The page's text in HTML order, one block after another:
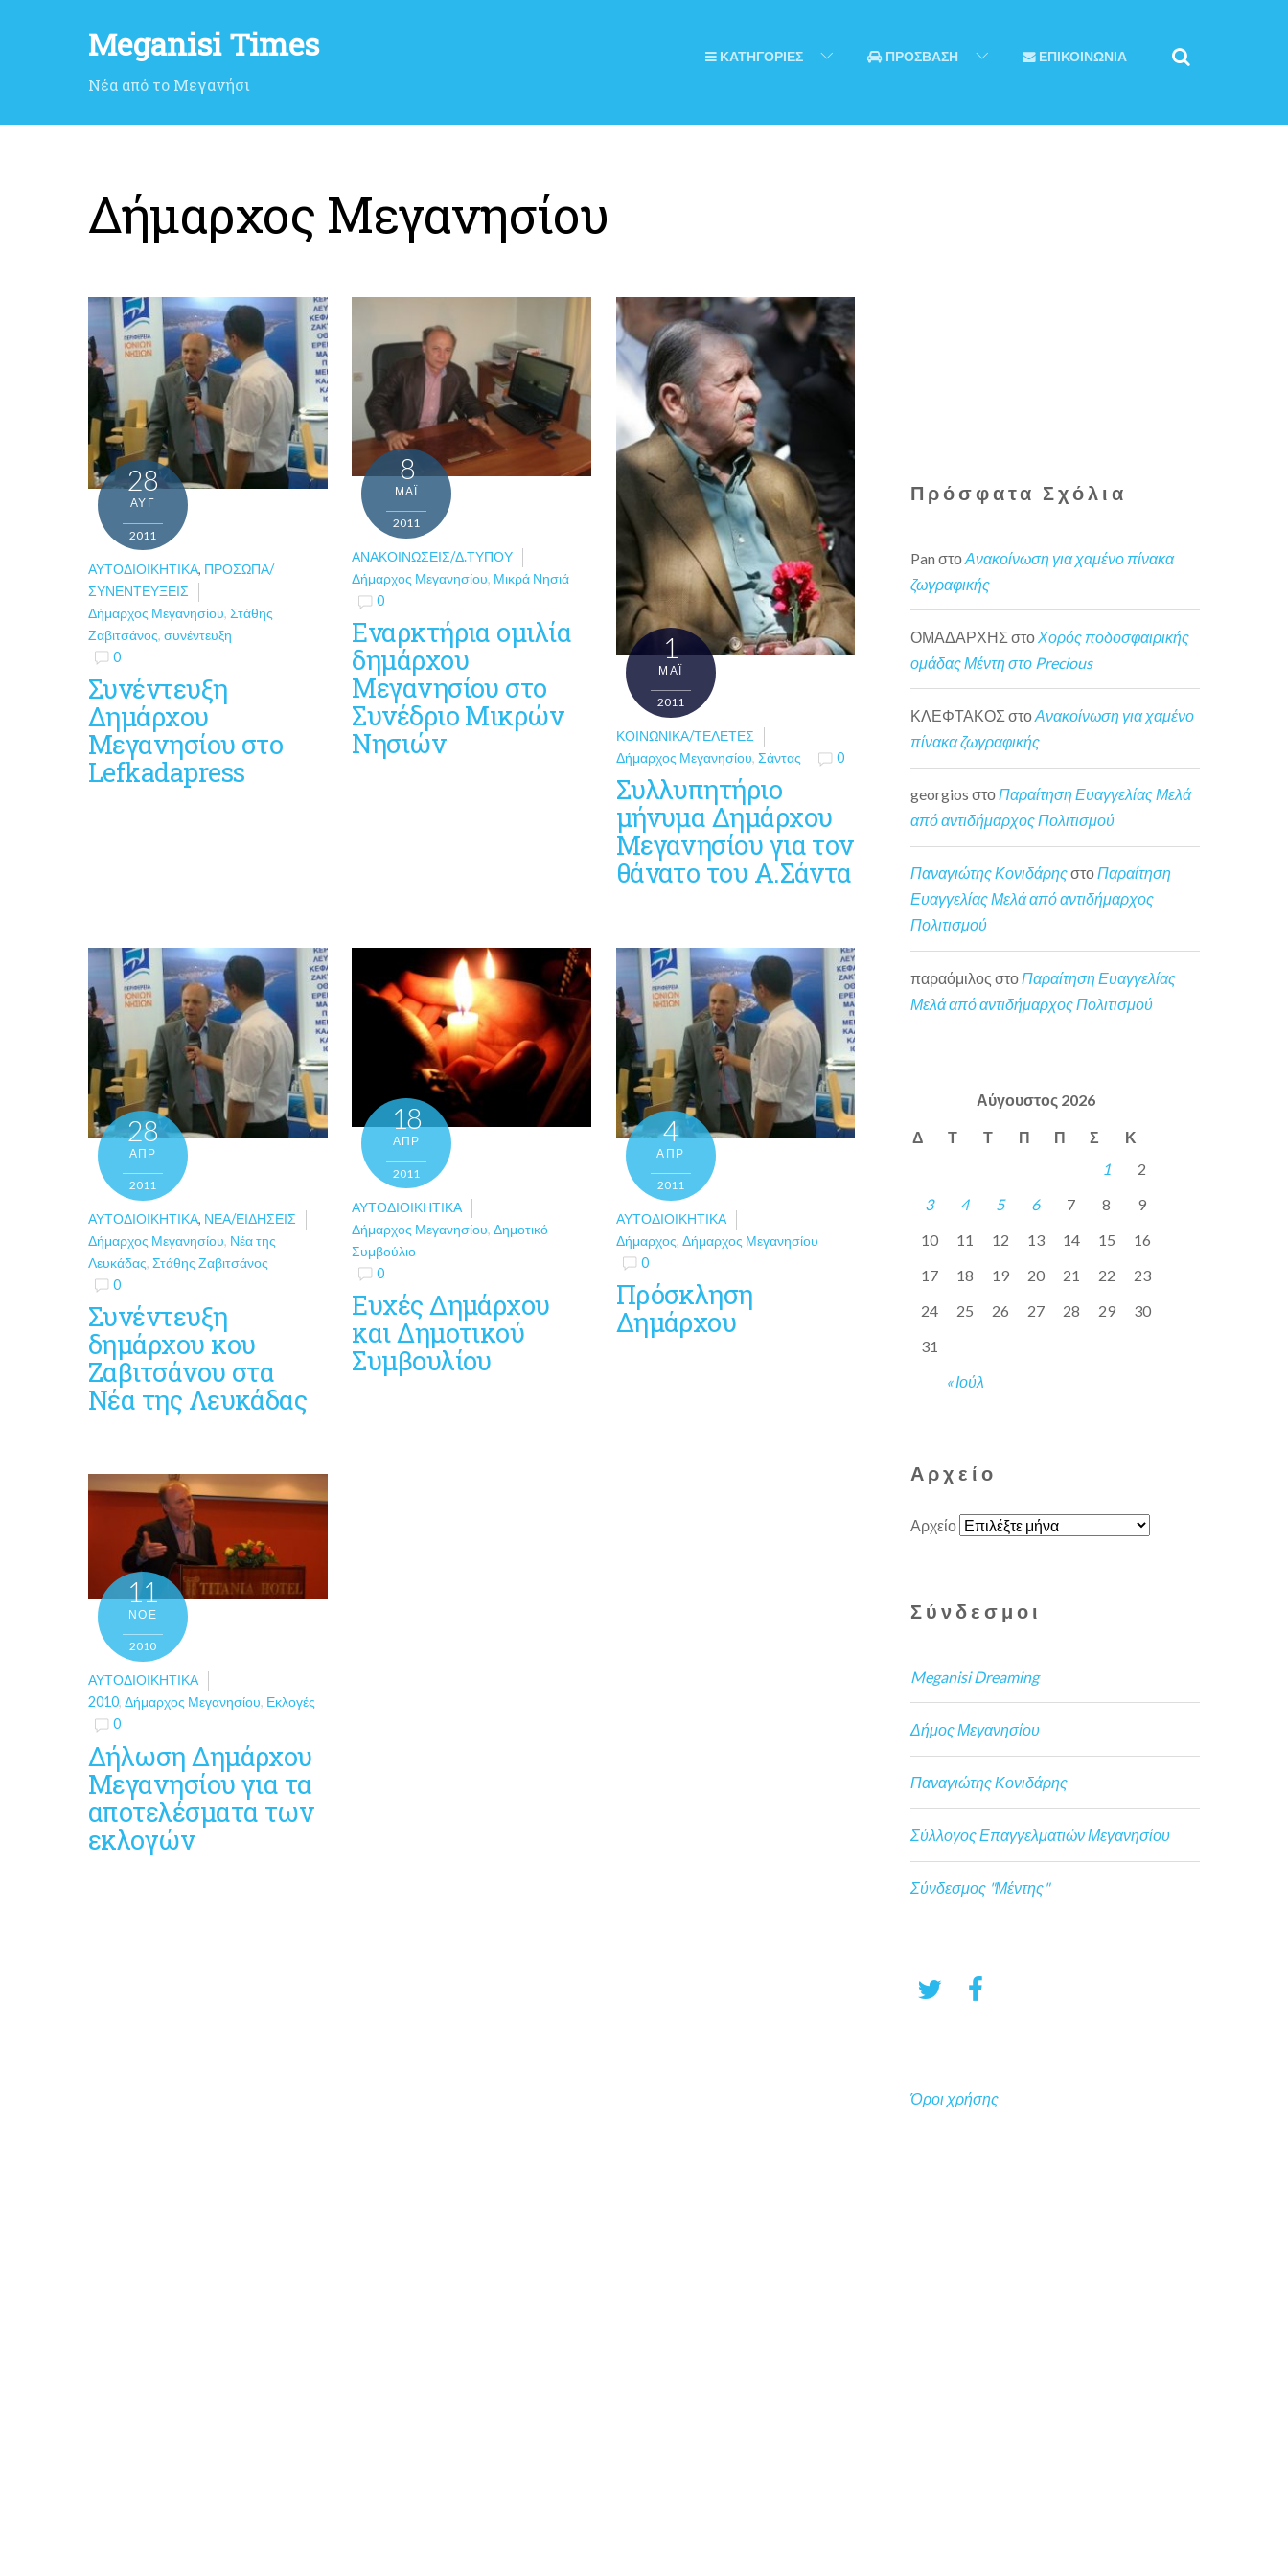
Meganisi Times
Νέα από το Μεγανήσι
ΚΑΤΗΓΟΡΙΕΣ ΠΡΟΣΒΑΣΗ ΕΠΙΚΟΙΝΩΝΙΑ
Δήμαρχος Μεγανησίου
28
ΑΥΓ
2011
ΑΥΤΟΔΙΟΙΚΗΤΙΚΆ, ΠΡΌΣΩΠΑ/
ΣΥΝΕΝΤΕΎΞΕΙΣ
Δήμαρχος Μεγανησίου, Στάθης
Ζαβιτσάνος, συνέντευξη
0
Συνέντευξη
Δημάρχου
Μεγανησίου στο
Lefkadapress
8
ΜΑΪ́
2011
ΑΝΑΚΟΙΝΏΣΕΙΣ/Δ.ΤΎΠΟΥ
Δήμαρχος Μεγανησίου, Μικρά Νησιά
0
Εναρκτήρια ομιλία
δημάρχου
Μεγανησίου στο
Συνέδριο Μικρών
Νησιών
1
ΜΑΪ́
2011
ΚΟΙΝΩΝΙΚΆ/ΤΕΛΕΤΈΣ
Δήμαρχος Μεγανησίου, Σάντας 0
Συλλυπητήριο
μήνυμα Δημάρχου
Μεγανησίου για τον
θάνατο του Α.Σάντα
28
ΑΠΡ
2011
ΑΥΤΟΔΙΟΙΚΗΤΙΚΆ, ΝΈΑ/ΕΙΔΉΣΕΙΣ
Δήμαρχος Μεγανησίου, Νέα της
Λευκάδας, Στάθης Ζαβιτσάνος
0
Συνέντευξη
δημάρχου κου
Ζαβιτσάνου στα
Νέα της Λευκάδας
18
ΑΠΡ
2011
ΑΥΤΟΔΙΟΙΚΗΤΙΚΆ
Δήμαρχος Μεγανησίου,Δημοτικό
Συμβούλιο
0
Ευχές Δημάρχου
και Δημοτικού
Συμβουλίου
4
ΑΠΡ
2011
ΑΥΤΟΔΙΟΙΚΗΤΙΚΆ
Δήμαρχος, Δήμαρχος Μεγανησίου
0
Πρόσκληση
Δημάρχου
11
ΝΟΈ
2010
ΑΥΤΟΔΙΟΙΚΗΤΙΚΆ
2010, Δήμαρχος Μεγανησίου, Εκλογές
0
Δήλωση Δημάρχου
Μεγανησίου για τα
αποτελέσματα των
εκλογών
Πρόσφατα Σχόλια
Pan στοΑνακοίνωση για χαμένο πίνακα
ζωγραφικής
ΟΜΑΔΑΡΧΗΣ στο Χορός ποδοσφαιρικής
ομάδας Μέντη στο Precious
ΚΛΕΦΤΑΚΟΣ στοΑνακοίνωση για χαμένο
πίνακα ζωγραφικής
georgios στοΠαραίτηση Ευαγγελίας Μελά
από αντιδήμαρχος Πολιτισμού
Παναγιώτης ΚονιδάρηςστοΠαραίτηση
Ευαγγελίας Μελά από αντιδήμαρχος
Πολιτισμού
παραόμιλος στο Παραίτηση Ευαγγελίας
Μελά από αντιδήμαρχος Πολιτισμού
Αύγουστος 2026
Δ Τ Τ Π Π Σ Κ
« Ιούλ
1
2
3
4 5 6 7 8
9
10
11 12 13 14 15
16
17
18 19 20 21 22
23
24
25 26 27 28 29
30
31
Αρχείο
Αρχείο
Σύνδεσμοι
Meganisi Dreaming
Δήμος Μεγανησίου
Παναγιώτης Κονιδάρης
Σύλλογος Επαγγελματιών Μεγανησίου
Σύνδεσμος "Μέντης"
Όροι χρήσης